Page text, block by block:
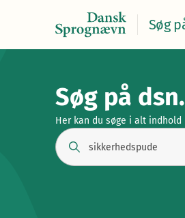
Søg
Søg på
Her kan du søge i alt